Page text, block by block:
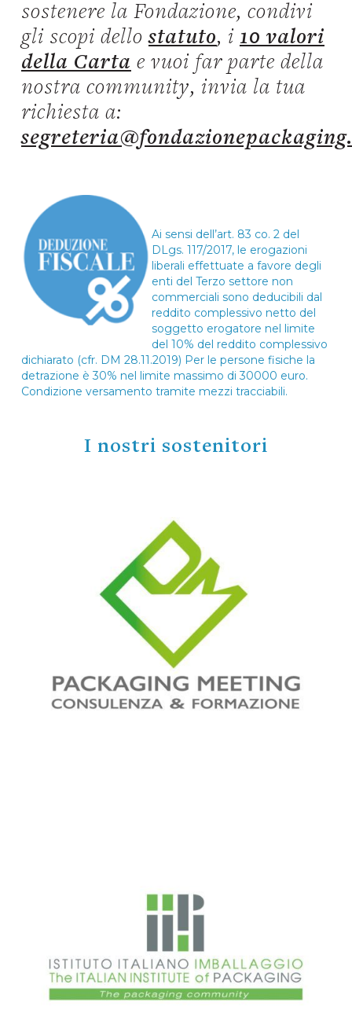
sostenere la Fondazione, condivi
gli scopi dellostatuto, i 10 valori
della Carta e vuoi far parte della
nostra community, invia la tua
richiesta a:
Ai sensi dell’art. 83 co. 2 del
DLgs. 117/2017, le erogazioni
liberali effettuate a favore degli
enti del Terzo settore non
commerciali sono deducibili dal
reddito complessivo netto del
soggetto erogatore nel limite
del 10% del reddito complessivo
dichiarato (cfr. DM 28.11.2019) Per le persone fisiche la
detrazione è 30% nel limite massimo di 30000 euro.
Condizione versamento tramite mezzi tracciabili.
I nostri sostenitori